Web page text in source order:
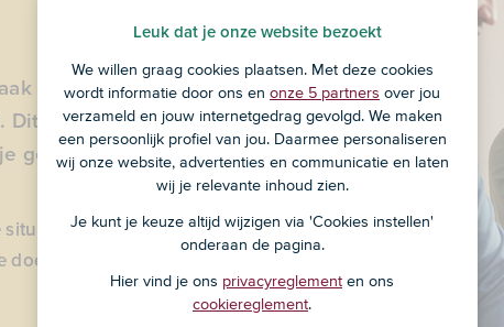
voor een
Dit is een
geldzorgen.
situatie.
met het advies.
Leuk dat je onze website bezoekt
We willen graag cookies plaatsen. Met deze cookies
wordt informatie door ons en onze 5 partners over jou
verzameld en jouw internetgedrag gevolgd. We maken
een persoonlijk profiel van jou. Daarmee personaliseren
wij onze website, advertenties en communicatie en laten
wij je relevante inhoud zien.
Je kunt je keuze altijd wijzigen via 'Cookies instellen'
onderaan de pagina.
Hier vind je ons privacyreglement en ons
cookiereglement.